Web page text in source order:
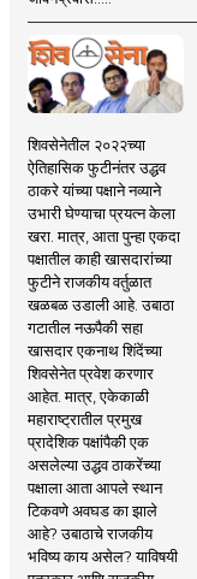
शिवसेनेतील २०२२च्या
ऐतिहासिक फुटीनंतर उद्धव
ठाकरे यांच्या पक्षाने नव्याने
उभारी घेण्याचा प्रयत्न केला
खरा. मात्र, आता पुन्हा एकदा
पक्षातील काही खासदारांच्या
फुटीने राजकीय वर्तुळात
खळबळ उडाली आहे. उबाठा
गटातील नऊपैकी सहा
खासदार एकनाथ शिंदेंच्या
शिवसेनेत प्रवेश करणार
आहेत. मात्र, एकेकाळी
महाराष्ट्रातील प्रमुख
प्रादेशिक पक्षांपैकी एक
असलेल्या उद्धव ठाकरेंच्या
पक्षाला आता आपले स्थान
टिकवणे अवघड का झाले
आहे? उबाठाचे राजकीय
भविष्य काय असेल? याविषयी